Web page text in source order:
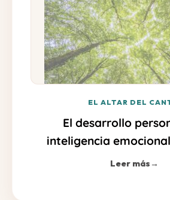
EL ALTAR DEL
El desarrollo
inteligencia
Leer más→